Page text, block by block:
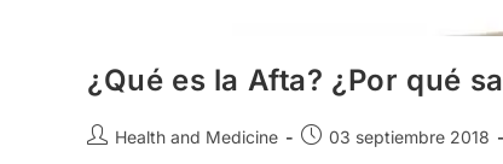
¿Qué es la Afta? ¿Por qué
AutorHealth and Medicine
Publicación
03 septiembre 2018